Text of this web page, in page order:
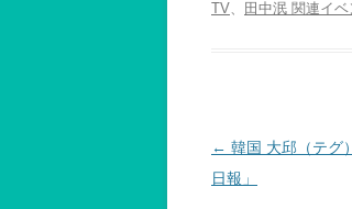
TV、 田中泯 関連
投
稿
← 韓国 大邱（テグ
日報」